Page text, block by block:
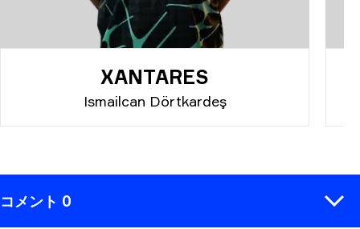
XANTARES
Ismailcan Dörtkardeş
コメント 0